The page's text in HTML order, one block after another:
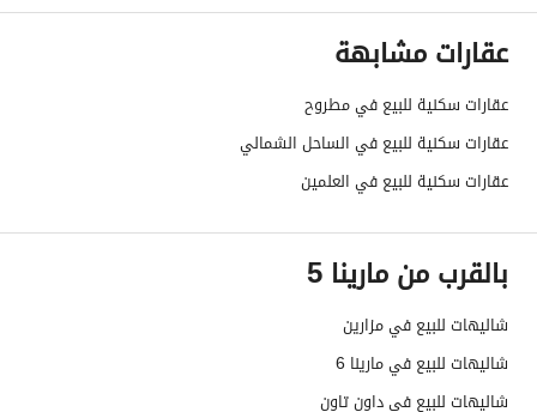
عقارات مشابهة
عقارات سكنية للبيع في مطروح
عقارات سكنية للبيع في الساحل الشمالي
عقارات سكنية للبيع في العلمين
بالقرب من مارينا 5
شاليهات للبيع في مزارين
شاليهات للبيع في مارينا 6
شاليهات للبيع في داون تاون